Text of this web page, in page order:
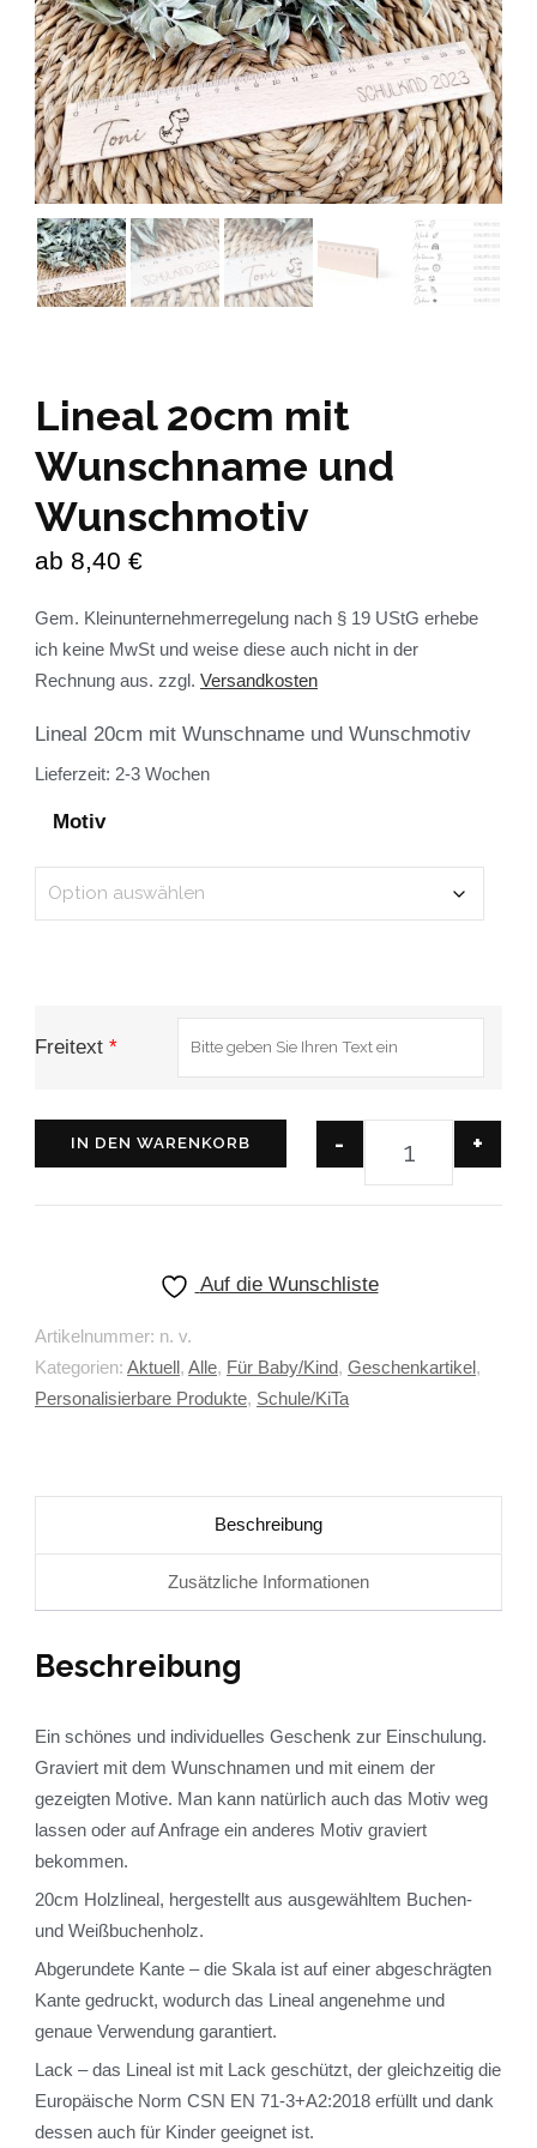
Lineal 20cm mit
Wunschname und
Wunschmotiv
ab 8,40 €
Gem. Kleinunternehmerregelung nach § 19 UStG erhebe
ich keine MwSt und weise diese auch nicht in der
Rechnung aus. zzgl. Versandkosten
Lineal 20cm mit Wunschname und Wunschmotiv
Lieferzeit: 2-3 Wochen
Motiv
Freitext *
- +
IN DEN WARENKORB
Auf die Wunschliste
Artikelnummer: n. v.
Kategorien: Aktuell, Alle, Für Baby/Kind, Geschenkartikel,
Personalisierbare Produkte, Schule/KiTa
Beschreibung
Zusätzliche Informationen
Beschreibung
Ein schönes und individuelles Geschenk zur Einschulung.
Graviert mit dem Wunschnamen und mit einem der
gezeigten Motive. Man kann natürlich auch das Motiv weg
lassen oder auf Anfrage ein anderes Motiv graviert
bekommen.
20cm Holzlineal, hergestellt aus ausgewähltem Buchen-
und Weißbuchenholz.
Abgerundete Kante – die Skala ist auf einer abgeschrägten
Kante gedruckt, wodurch das Lineal angenehme und
genaue Verwendung garantiert.
Lack – das Lineal ist mit Lack geschützt, der gleichzeitig die
Europäische Norm CSN EN 71-3+A2:2018 erfüllt und dank
dessen auch für Kinder geeignet ist.